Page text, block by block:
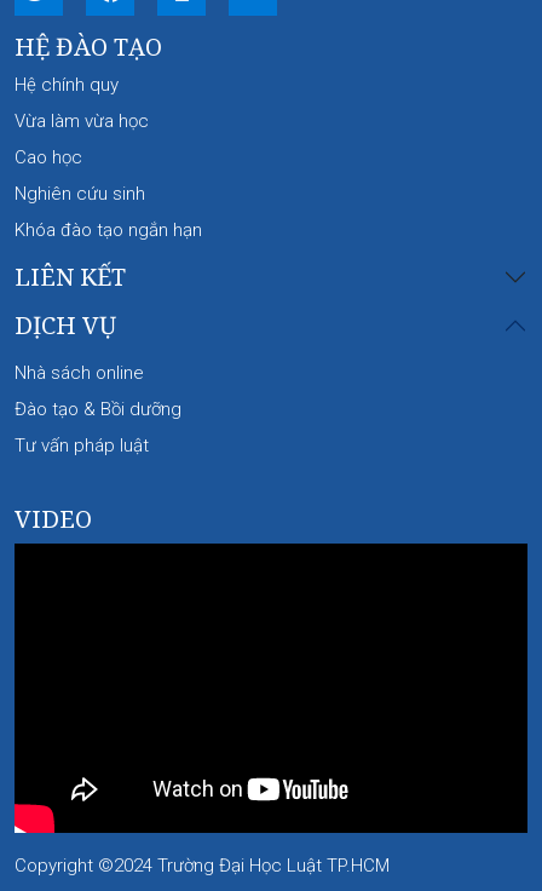
HỆ ĐÀO TẠO
Hệ chính quy
Vừa làm vừa học
Cao học
Nghiên cứu sinh
Khóa đào tạo ngắn hạn
LIÊN KẾT
DỊCH VỤ
Nhà sách online
Đào tạo & Bồi dưỡng
Tư vấn pháp luật
VIDEO
Copyright ©2024 Trường Đại Học Luật TP.HCM